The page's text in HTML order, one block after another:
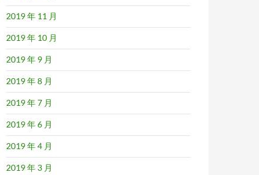
2019 年 11 月
2019 年 10 月
2019 年 9 月
2019 年 8 月
2019 年 7 月
2019 年 6 月
2019 年 4 月
2019 年 3 月